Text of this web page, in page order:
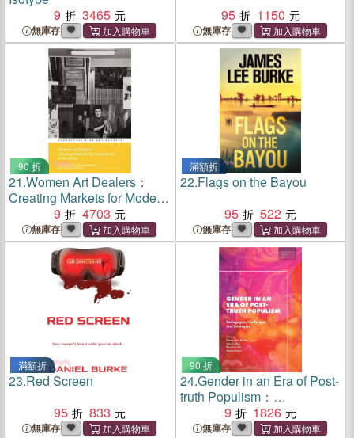
9
3465
無庫存
95 1150
無庫存
90 折
21.Women Art Dealers：
Creating Markets for Modern
Art, 1940-1990
9 4703
無庫存
滿額折
22.Flags on the Bayou
95
522
無庫存
滿額折
23.Red Screen
95
833
無庫存
90 折
24.Gender in an Era of Post-
truth Populism：
Pedagogies, Challenges
and Strategies
9 1826
無庫存